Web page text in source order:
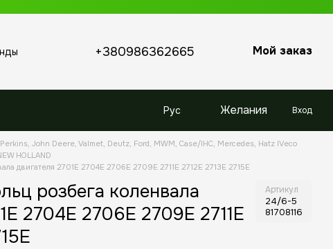
+380986362665 Мой заказ
Рус Желания Вход
John Deere, Valmet, Deutz, Ford, MWM, Case/IHC, Mercedes, Hatz IVeco
HOLLAND
двигателя 2701E 2704E 2706E 2709E 2711E 2712E 2713E 2715E
розбега коленвала
2704E 2706E 2709E 2711E
Артикул
24/6-5
81708116